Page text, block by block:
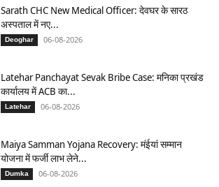
Sarath CHC New Medical Officer: देवघर के सारठ
अस्पताल में नए...
Deoghar 06-08-2026
Latehar Panchayat Sevak Bribe Case: मनिका प्रखंड
कार्यालय में ACB का...
Latehar 06-08-2026
Maiya Samman Yojana Recovery: मंईयां सम्मान
योजना में फर्जी लाभ लेने...
Dumka 06-08-2026